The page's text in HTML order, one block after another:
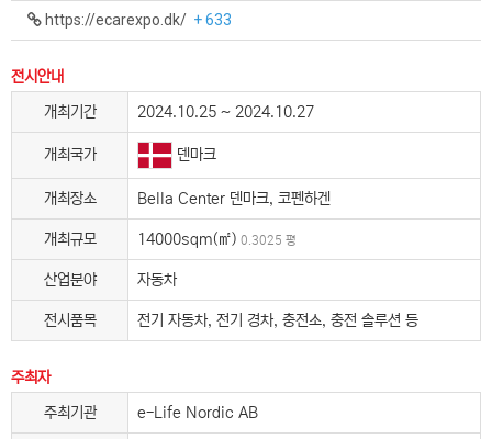
https://ecarexpo.dk/ + 633
전시안내
개최기간
2024.10.25 ~ 2024.10.27
개최국가 덴마크
개최장소 Bella Center 덴마크, 코펜하겐
개최규모 14000sqm(㎡) 0.3025 평
산업분야 자동차
전시품목 전기 자동차, 전기 경차, 충전소, 충전 솔루션 등
주최자
주최기관
e-Life Nordic AB